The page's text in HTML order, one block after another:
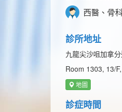
西醫、骨
診所地址
九龍尖沙咀加拿
Room 1303, 13/
地圖
診症時間